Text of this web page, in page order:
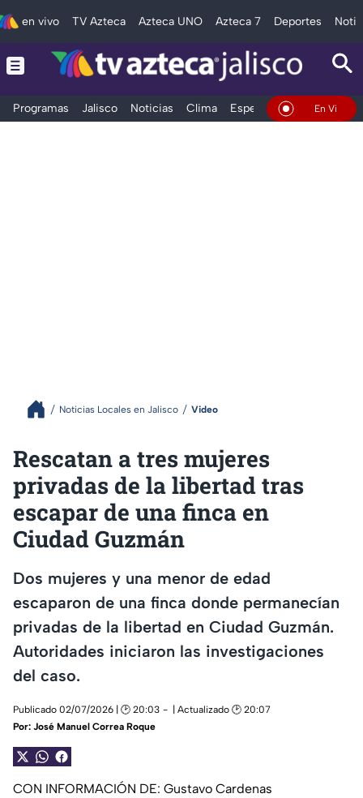
en vivo TV Azteca Azteca UNO Azteca 7 Deportes
Programas Jalisco Noticias Clima Espectáculos Deportes
En Vivo
Noticias Locales en Jalisco Video
Rescatan a tres mujeres
privadas de la libertad tras
escapar de una finca en
Ciudad Guzmán
Dos mujeres y una menor de edad
escaparon de una finca donde permanecían
privadas de la libertad en Ciudad Guzmán.
Autoridades iniciaron las investigaciones
del caso.
Publicado 02/07/2026 | 🕑 20:03
| Actualizado 🕑 20:07
Por: José Manuel Correa Roque
CON INFORMACIÓN DE: Gustavo Cardenas